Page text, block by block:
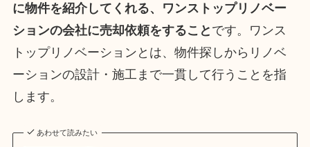
に物件を紹介してくれる、ワンストップリノベー
ションの会社に売却依頼をすること です。ワンス
トップリノベーションとは、物件探しからリノベ
ーションの設計・施工まで一貫して行うことを指
します。
あわせて読みたい